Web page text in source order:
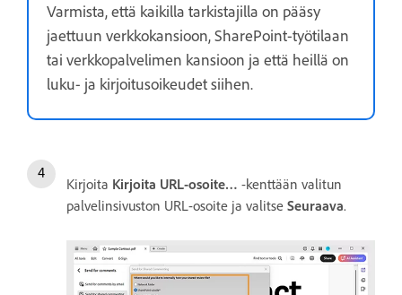
Varmista, että kaikilla tarkistajilla on pääsy
jaettuun verkkokansioon, SharePoint-työtilaan
tai verkkopalvelimen kansioon ja että heillä on
luku- ja kirjoitusoikeudet siihen.
Kirjoita Kirjoita URL-osoite… -kenttään valitun
palvelinsivuston URL-osoite ja valitse Seuraava.